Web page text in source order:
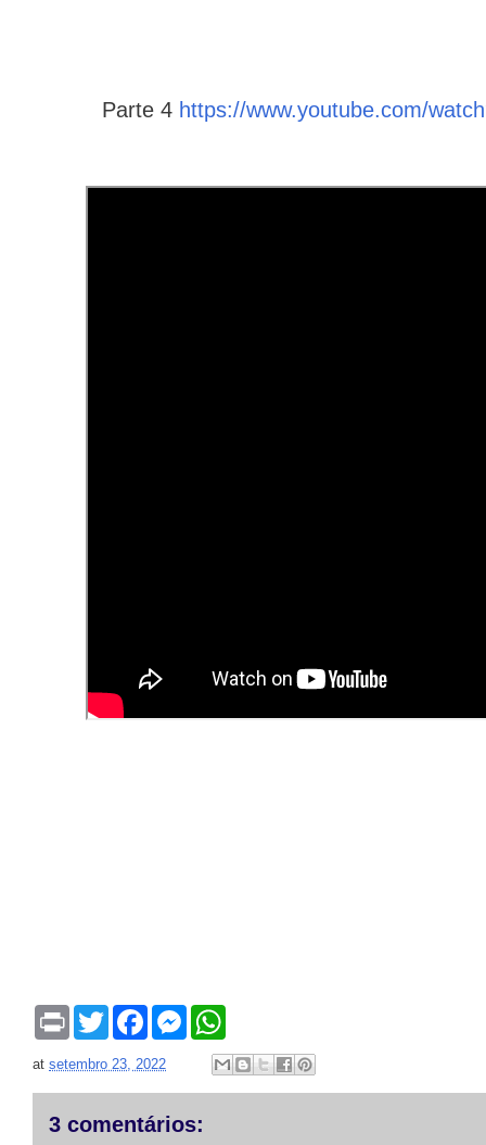
Parte 4 https://www.youtube.com/
P
n
T
w
t
r
F
e
o
k
M
g
e
t
at setembro 23, 2022
3 comentários: